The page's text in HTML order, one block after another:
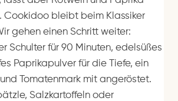
Cookidoo bleibt beim Klassiker
gehen einen Schritt weiter:
Schulter für 90 Minuten, edelsüßes
Paprikapulver für die Tiefe, ein
Tomatenmark mit angeröstet.
Salzkartoffeln oder